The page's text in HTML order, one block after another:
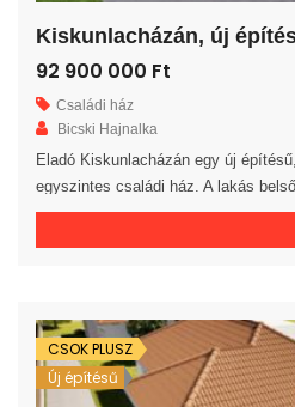
92 900 000 Ft
Családi ház
Bicski Hajnalka
Eladó Kiskunlacházán egy új
egyszintes családi ház. A lakás
praktikus és kényelmes 3
téglából, […]
CSOK PLUSZ
Új építésű